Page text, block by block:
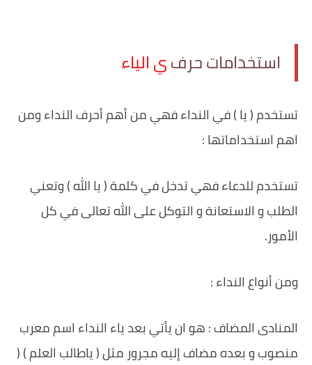
‏استخدامات حرفي الياء
تستخدم ( يا ) في النداء فهي من أهم أحرف النداء ومن
اهم استخداماتها :
تستخدم للدعاء فهي تدخل في كلمة ( يا الله ) وتعني
الطلب و الاستعانة و التوكل على الله تعالى في كل
الأمور.
ومن أنواع النداء :
المنادى المضاف : هو ان يأتي بعد ياء النداء اسم معرب
منصوب و بعده مضاف إليه مجرور مثل ( ياطالب العلم ) (